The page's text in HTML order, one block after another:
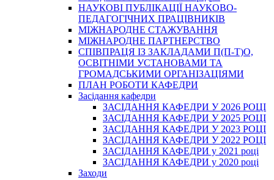
НАУКОВІ ПУБЛІКАЦІЇ НАУКОВО-
ПЕДАГОГІЧНИХ ПРАЦІВНИКІВ
МІЖНАРОДНЕ СТАЖУВАННЯ
МІЖНАРОДНЕ ПАРТНЕРСТВО
СПІВПРАЦЯ ІЗ ЗАКЛАДАМИ П(П-Т)О,
ОСВІТНІМИ УСТАНОВАМИ ТА
ГРОМАДСЬКИМИ ОРГАНІЗАЦІЯМИ
ПЛАН РОБОТИ КАФЕДРИ
Засідання кафедри
ЗАСІДАННЯ КАФЕДРИ У 2026 РОЦІ
ЗАСІДАННЯ КАФЕДРИ У 2025 РОЦІ
ЗАСІДАННЯ КАФЕДРИ У 2023 РОЦІ
ЗАСІДАННЯ КАФЕДРИ У 2022 РОЦІ
ЗАСІДАННЯ КАФЕДРИ у 2021 році
ЗАСІДАННЯ КАФЕДРИ у 2020 році
Заходи